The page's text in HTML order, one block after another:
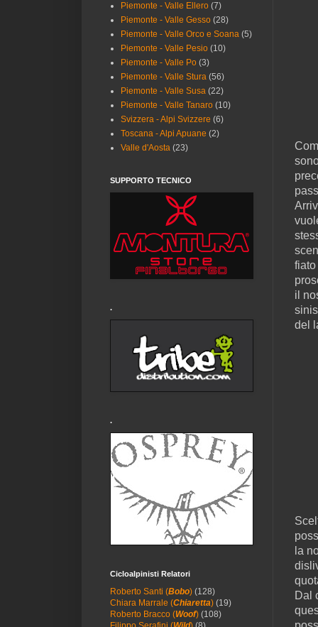
fiato
il
del
la
Dal
Piemonte - Valle Ellero (7)
Piemonte - Valle Gesso (28)
Piemonte - Valle Orco e Soana (5)
Piemonte - Valle Pesio (10)
Piemonte - Valle Po (3)
Piemonte - Valle Stura (56)
Piemonte - Valle Susa (22)
Piemonte - Valle Tanaro (10)
Svizzera - Alpi Svizzere (6)
Toscana - Alpi Apuane (2)
Valle d'Aosta (23)
SUPPORTO TECNICO
.
.
Cicloalpinisti Relatori
Roberto Santi (Bobo) (128)
Chiara Marrale (Chiaretta) (19)
Roberto Bracco (Woof) (108)